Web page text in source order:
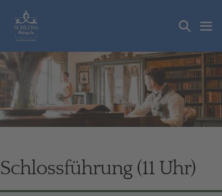
Inhalt
springen
Suche-
Schlossführung (11 Uhr)